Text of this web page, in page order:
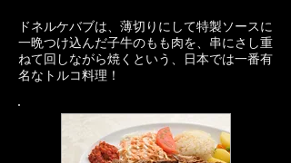
ドネルケバブは、薄切りにして特製ソースに
一晩つけ込んだ子牛のもも肉を、 串にさし重
ねて回しながら焼くという、日本では一番有
名なトルコ料理！